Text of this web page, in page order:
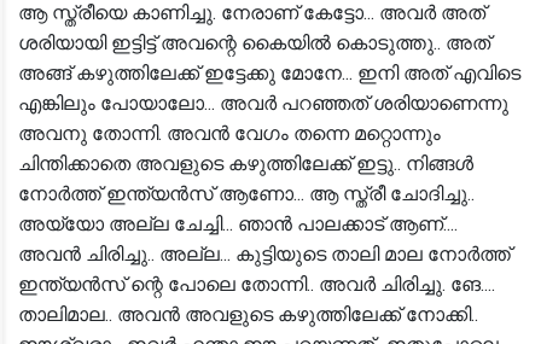
ആ സ്ത്രീയെ കാണിച്ചു. നേരാണ് കേട്ടോ... അവർ അത്
ശരിയായി ഇട്ടിട്ട് അവന്റെ കൈയിൽ കൊടുത്തു.. അത്
അങ്ങ് കഴുത്തിലേക്ക് ഇട്ടേക്കു മോനേ... ഇനി അത് എവിടെ
എങ്കിലും പോയാലോ... അവർ പറഞ്ഞത് ശരിയാണെന്നു
അവനു തോന്നി. അവൻ വേഗം തന്നെ മറ്റൊന്നും
ചിന്തിക്കാതെ അവളുടെ കഴുത്തിലേക്ക് ഇട്ടു.. നിങ്ങൾ
നോർത്ത് ഇന്ത്യൻസ് ആണോ... ആ സ്ത്രീ ചോദിച്ചു..
അയ്യോ അല്ല ചേച്ചി... ഞാൻ പാലക്കാട് ആണ്....
അവൻ ചിരിച്ചു.. അല്ല... കുട്ടിയുടെ താലി മാല നോർത്ത്
ഇന്ത്യൻസ് ന്റെ പോലെ തോന്നി.. അവർ ചിരിച്ചു. ങേ....
താലിമാല.. അവൻ അവളുടെ കഴുത്തിലേക്ക് നോക്കി..